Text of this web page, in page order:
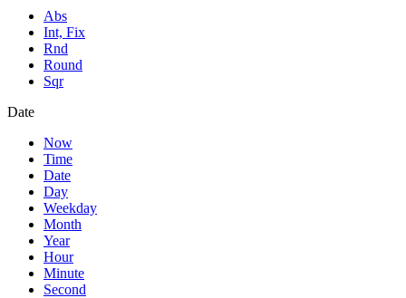
Abs
Int, Fix
Rnd
Round
Sqr
Date
Now
Time
Date
Day
Weekday
Month
Year
Hour
Minute
Second